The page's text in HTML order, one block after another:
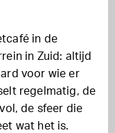
in de
in Zuid: altijd
voor wie er
regelmatig, de
de sfeer die
wat het is.